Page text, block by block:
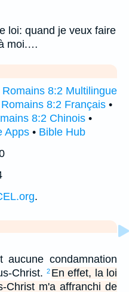
loi: quand je veux faire
moi.…
Romains 8:2 Multilingue
Romains 8:2 Français •
8:2 Chinois •
Apps • Bible Hub
.
condamnation
Christ. 2 En effet, la loi
Christ m'a affranchi de